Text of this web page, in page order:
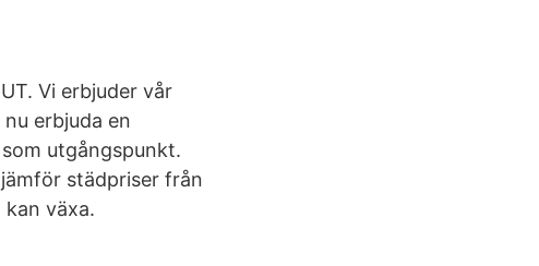
Vi erbjuder vår
erbjuda en
utgångspunkt.
städpriser från
växa.